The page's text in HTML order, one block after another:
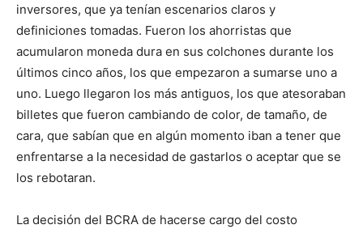
inversores, que ya tenían escenarios claros y
definiciones tomadas. Fueron los ahorristas que
acumularon moneda dura en sus colchones durante los
últimos cinco años, los que empezaron a sumarse uno a
uno. Luego llegaron los más antiguos, los que atesoraban
billetes que fueron cambiando de color, de tamaño, de
cara, que sabían que en algún momento iban a tener que
enfrentarse a la necesidad de gastarlos o aceptar que se
los rebotaran.
La decisión del BCRA de hacerse cargo del costo